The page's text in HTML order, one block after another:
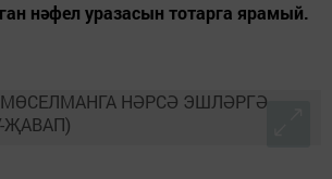
нәфел уразасын тотарга ярамый.